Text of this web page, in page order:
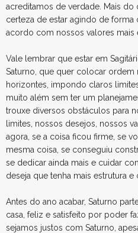
acreditamos de verdade. Mais do
certeza de estar agindo de forma
acordo com nossos valores mais
Vale lembrar que estar em
Saturno, que quer colocar ordem
horizontes, impondo claros
muito além sem ter um
trouxe diversos obstáculos para
limites, nossos desejos, nossos
agora, se a coisa ficou firme, se
mesma coisa, se conseguiu
se dedicar ainda mais e cuidar
deseja que tenha mais estrutura e
Antes do ano acabar, Saturno
casa, feliz e satisfeito por poder
sejamos justos com Saturno,